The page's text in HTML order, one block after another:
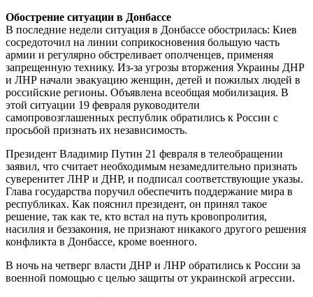
Обострение ситуации в Донбассе
В последние недели ситуация в Донбассе обострилась: Киев
сосредоточил на линии соприкосновения большую часть
армии и регулярно обстреливает ополченцев, применяя
запрещенную технику. Из-за угрозы вторжения Украины ДНР
и ЛНР начали эвакуацию женщин, детей и пожилых людей в
российские регионы. Объявлена всеобщая мобилизация. В
этой ситуации 19 февраля руководители
самопровозглашенных республик обратились к России с
просьбой признать их независимость.
Президент Владимир Путин 21 февраля в телеобращении
заявил, что считает необходимым незамедлительно признать
суверенитет ЛНР и ДНР, и подписал соответствующие указы.
Глава государства поручил обеспечить поддержание мира в
республиках. Как пояснил президент, он принял такое
решение, так как те, кто встал на путь кровопролития,
насилия и беззакония, не признают никакого другого решения
конфликта в Донбассе, кроме военного.
В ночь на четверг власти ДНР и ЛНР обратились к России за
военной помощью с целью защиты от украинской агрессии.